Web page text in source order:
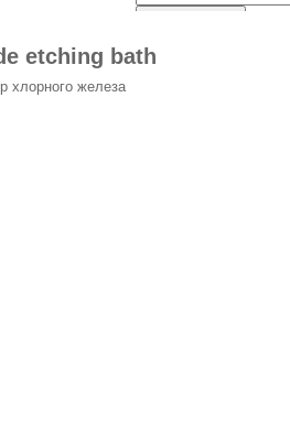
etching bath
хлорного железа